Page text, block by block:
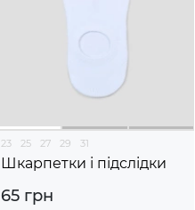
23 25 27 29 31
Шкарпетки і підслідки
65 грн